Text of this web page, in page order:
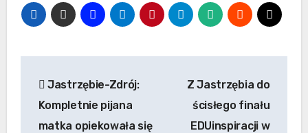
wpisu
Jastrzębie-Zdrój:
Kompletnie pijana
matka opiekowała się
Z Jastrzębia do
ścisłego finału
EDUinspiracji w